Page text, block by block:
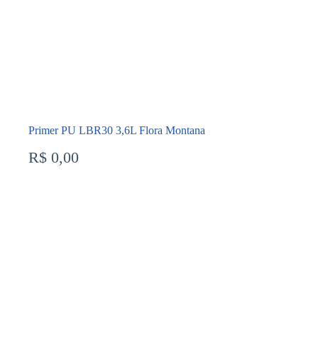
Primer PU LBR30 3,6L Flora Montana
R$ 0,00